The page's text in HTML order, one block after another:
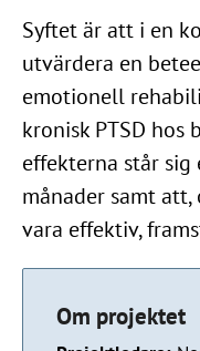
Syftet är att i en
utvärdera en
emotionell
kronisk PTSD hos
effekterna står
månader samt
vara effektiv,
Om projektet